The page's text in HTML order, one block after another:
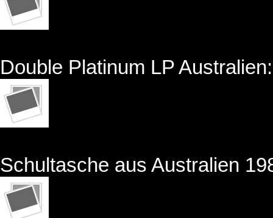
Double Platinum LP
Schultasche aus Australien